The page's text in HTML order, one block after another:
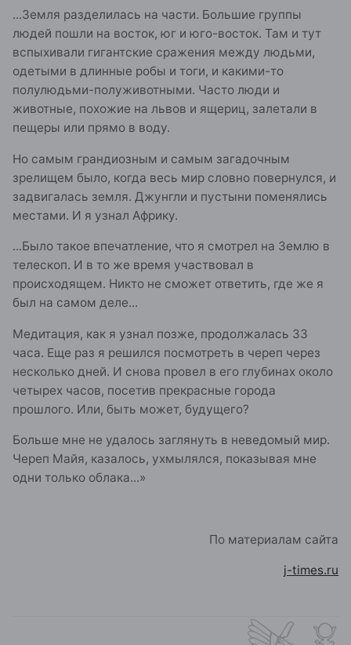
...Земля разделилась на части. Большие группы
людей пошли на восток, юг и юго-восток. Там и тут
вспыхивали гигантские сражения между людьми,
одетыми в длинные робы и тоги, и какими-то
полулюдьми-полуживотными. Часто люди и
животные, похожие на львов и ящериц, залетали в
пещеры или прямо в воду.
Но самым грандиозным и самым загадочным
зрелищем было, когда весь мир словно повернулся, и
задвигалась земля. Джунгли и пустыни поменялись
местами. И я узнал Африку.
...Было такое впечатление, что я смотрел на Землю в
телескоп. И в то же время участвовал в
происходящем. Никто не сможет ответить, где же я
был на самом деле...
Медитация, как я узнал позже, продолжалась 33
часа. Еще раз я решился посмотреть в череп через
несколько дней. И снова провел в его глубинах около
четырех часов, посетив прекрасные города
прошлого. Или, быть может, будущего?
Больше мне не удалось заглянуть в неведомый мир.
Череп Майя, казалось, ухмылялся, показывая мне
одни только облака...»
По материалам сайта
j-times.ru